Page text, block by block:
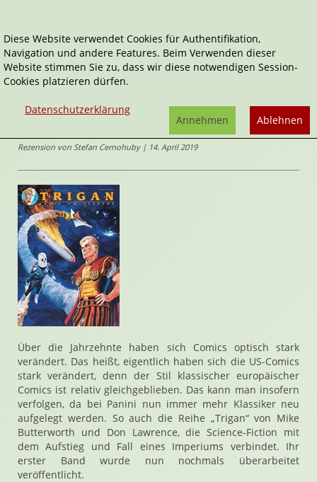
Home Comics Trigan: Kampf um Elekton
Trigan
Trigan: Kampf um Elekton
Rezension von Stefan Cernohuby | 14. April 2019
Über die Jahrzehnte haben sich Comics optisch stark
verändert. Das heißt, eigentlich haben sich die US-Comics
stark verändert, denn der Stil klassischer europäischer
Comics ist relativ gleichgeblieben. Das kann man insofern
verfolgen, da bei Panini nun immer mehr Klassiker neu
aufgelegt werden. So auch die Reihe „Trigan“ von Mike
Butterworth und Don Lawrence, die Science-Fiction mit
dem Aufstieg und Fall eines Imperiums verbindet. Ihr
erster Band wurde nun nochmals überarbeitet
veröffentlicht.
Diese Website verwendet Cookies für Authentifikation,
Navigation und andere Features. Beim Verwenden dieser
Website stimmen Sie zu, dass wir diese notwendigen Session-
Cookies platzieren dürfen.
Datenschutzerklärung
Ablehnen
Annehmen